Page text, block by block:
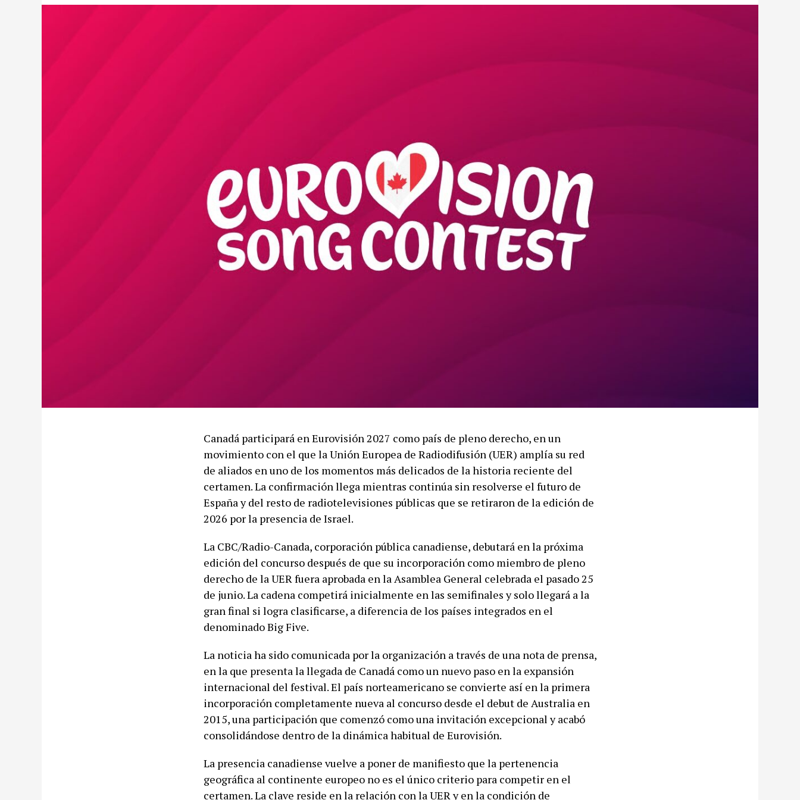
Canadá participará en Eurovisión 2027 como país de pleno derecho, en un
movimiento con el que la Unión Europea de Radiodifusión (UER) amplía su red
de aliados en uno de los momentos más delicados de la historia reciente del
certamen. La confirmación llega mientras continúa sin resolverse el futuro de
España y del resto de radiotelevisiones públicas que se retiraron de la edición de
2026 por la presencia de Israel.
La CBC/Radio-Canada, corporación pública canadiense, debutará en la próxima
edición del concurso después de que su incorporación como miembro de pleno
derecho de la UER fuera aprobada en la Asamblea General celebrada el pasado 25
de junio. La cadena competirá inicialmente en las semifinales y solo llegará a la
gran final si logra clasificarse, a diferencia de los países integrados en el
denominado Big Five.
La noticia ha sido comunicada por la organización a través de una nota de prensa,
en la que presenta la llegada de Canadá como un nuevo paso en la expansión
internacional del festival. El país norteamericano se convierte así en la primera
incorporación completamente nueva al concurso desde el debut de Australia en
2015, una participación que comenzó como una invitación excepcional y acabó
consolidándose dentro de la dinámica habitual de Eurovisión.
La presencia canadiense vuelve a poner de manifiesto que la pertenencia
geográfica al continente europeo no es el único criterio para competir en el
certamen. La clave reside en la relación con la UER y en la condición de